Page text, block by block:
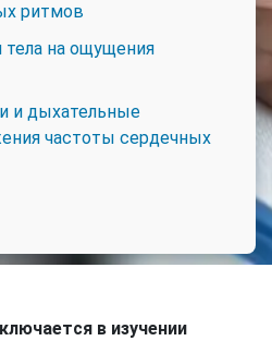
ритмов
тела на ощущения
и дыхательные
частоты сердечных
в изучении